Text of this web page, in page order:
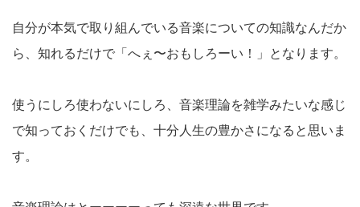
自分が本気で取り組んでいる音楽についての知識なんだか
ら、知れるだけで「へぇ〜おもしろーい！」となります。
使うにしろ使わないにしろ、音楽理論を雑学みたいな感じ
で知っておくだけでも、十分人生の豊かさになると思いま
す。